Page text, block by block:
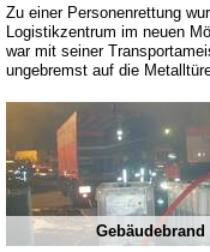
Zu einer Personenrettung
Logistikzentrum im neuen
war mit seiner
ungebremst auf die
Gebäudebrand